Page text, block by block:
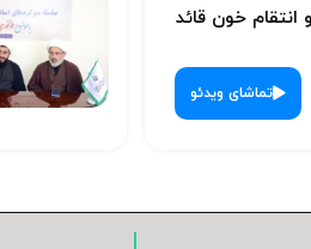
خون قائد
تماشای ویدئو